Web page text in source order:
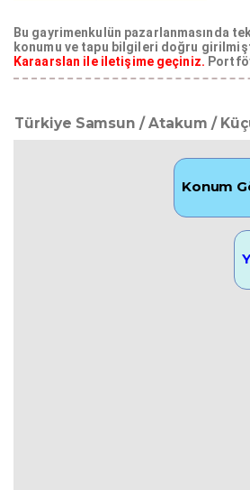
Bu gayrimenkulün pazarlanmasında
konumu ve tapu bilgileri doğru
Karaarslan ile iletişime geçiniz.
Türkiye Samsun / Atakum /
Konum